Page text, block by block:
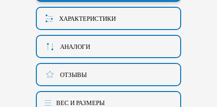
ХАРАКТЕРИСТИКИ
АНАЛОГИ
ОТЗЫВЫ
ВЕС И РАЗМЕРЫ